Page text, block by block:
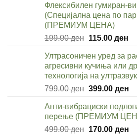
was:
799.00 ден.
is:
Флексибилен гумиран-
(Специјална цена по
(ПРЕМИУМ ЦЕНА)
199.00ден Original
was:
199.00 ден.
115.00 ден
is:
Ултрасоничен уред за
агресивни кучиња или
технологија на
799.00ден Original
was:
799.00 ден.
399.00 ден
is:
Анти-вибрациски
перење (ПРЕМИУМ
499.00ден Original
170.00 ден